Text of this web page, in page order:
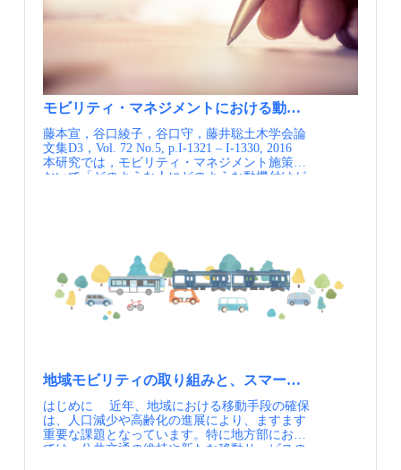
利用されました。 その結果、ほぼすべての観
客が公共交通（30％以上）や徒歩・自転車など
のアクティブモードで会場に到着しています。
パリ2024専用MaaSアプリの機能イメージ（出典
①） ポイント この取り組みの特徴は、
IDFM（州）が情報の基盤を構築し、徒歩や自
転車を含む多様な交通モードの情報を、個々の
民間事業者がばらばらに出すのではなく、官民
が連携して同一の精度・品質で提供するMaaSを
展開した点にあります。 基盤となったのは、
IDFMが整備・運用する地域モビリティ情報基
盤PRIM（Plateforme Régionale d'Information pour
la Mobilité）です。 大会向けには、競技に関す
た。IDFMはこのデータを自前のアプリで抱え
込まず、他の経路検索アプリや自治体、交通事
業者など多様なパートナーに提供・連携しまし
た。 これにより「旅客情報の提供」と「人の流
れの管理」という目的を官民で共有し、大会期
間中の例外的な負荷（通常を1億9,000万回以上
が囲い込む資源ではなく、公共交通政策を進め
るための共有財として扱う考え方が、官民の垣
根を越えた連携を支えています。大会のために
整備された旅客情報システムはTRAdivIAとして
引き継がれ、毎年約5,000万人の観光客を迎える
パリ都市圏の日常を支えるレガシーとして活用
モビリティ・マネジメントにおける動機付け情報の効
藤本宣，谷口綾子，谷口守，藤井聡土木学会論
文集D3，Vol. 72 No.5, p.I-1321 – I-1330, 2016
本研究では，モビリティ・マネジメント施策に
おいて「どのような人にどのような動機付けが
WEBアンケート調査を行った． その結果，義
務的・用務的にクルマを使っている人は心が動
きやすいこと，さらに，心が動きやすい人ほど
環境意識・ソーシャルキャピタル・主観的幸福
感が高く，BMIが低いということが統計的に示
された． また，小さな子供がいる人には「子
性が示唆された．
地域モビリティの取り組みと、スマートモビリティチ
はじめに 近年、地域における移動手段の確保
は、人口減少や高齢化の進展により、ますます
重要な課題となっています。特に地方部におい
ては、公共交通の維持や新たな移動サービスの